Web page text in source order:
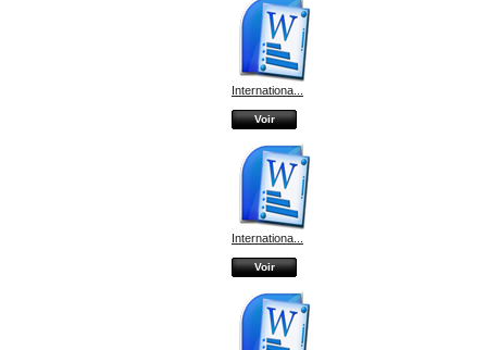
Internationa...
Voir
Internationa...
Voir